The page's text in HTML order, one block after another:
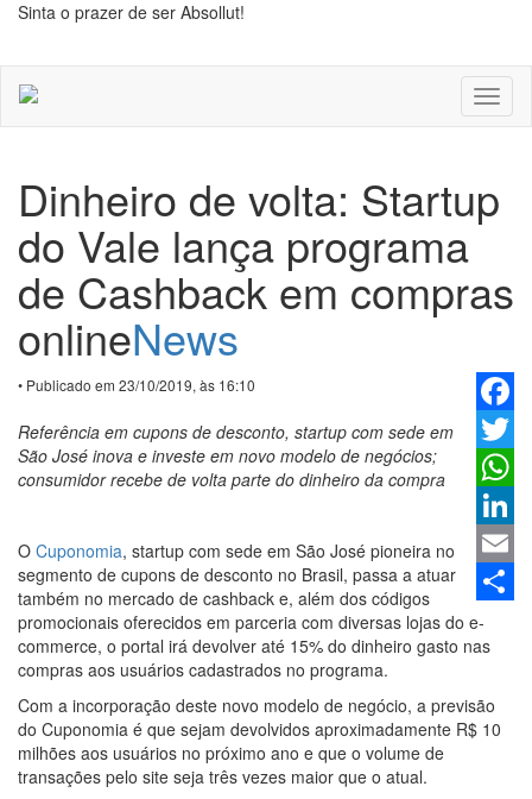
Sinta o prazer de ser Absollut!
Dinheiro de volta: Startup
do Vale lança programa
de Cashback em compras
onlineNews
• Publicado em 23/10/2019, às 16:10
Twitter
Email
Share
Referência em cupons de desconto, startup com sede em
São José inova e investe em novo modelo de negócios;
consumidor recebe de volta parte do dinheiro da compra
O Cuponomia, startup com sede em São José pioneira no
segmento de cupons de desconto no Brasil, passa a atuar
também no mercado de cashback e, além dos códigos
promocionais oferecidos em parceria com diversas lojas do e-
commerce, o portal irá devolver até 15% do dinheiro gasto nas
compras aos usuários cadastrados no programa.
Com a incorporação deste novo modelo de negócio, a previsão
do Cuponomia é que sejam devolvidos aproximadamente R$ 10
milhões aos usuários no próximo ano e que o volume de
transações pelo site seja três vezes maior que o atual.